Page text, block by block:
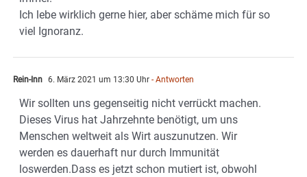
Ich lebe wirklich gerne hier, aber schäme mich für so
viel Ignoranz.
Rein-Inn 6. März 2021 um 13:30 Uhr - Antworten
Wir sollten uns gegenseitig nicht verrückt machen.
Dieses Virus hat Jahrzehnte benötigt, um uns
Menschen weltweit als Wirt auszunutzen. Wir
werden es dauerhaft nur durch Immunität
loswerden.Dass es jetzt schon mutiert ist, obwohl